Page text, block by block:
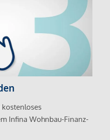
Infina Wohnbau-Finanz-